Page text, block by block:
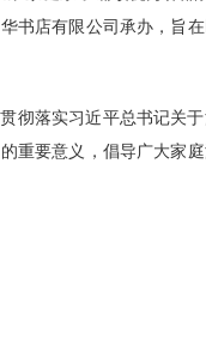
书店有限公司承办，旨
彻落实习近平总书记关
重要意义，倡导广大家